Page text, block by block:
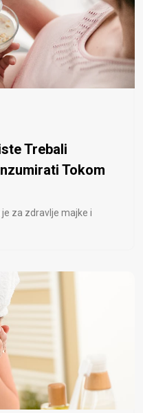
Trebali
Tokom
za zdravlje majke i